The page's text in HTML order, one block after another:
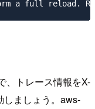
、トレース情報をX-
しましょう。aws-